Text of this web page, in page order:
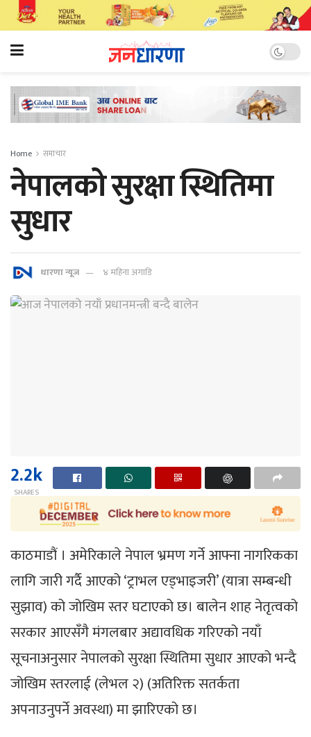
Home समाचार
नेपालको सुरक्षा स्थितिमा
सुधार
धारणा न्यूज ४ महिना अगाडि
2.2k
SHARES
काठमाडौं । अमेरिकाले नेपाल भ्रमण गर्ने आफ्ना नागरिकका
लागि जारी गर्दै आएको ‘ट्राभल एड्भाइजरी’ (यात्रा सम्बन्धी
सुझाव) को जोखिम स्तर घटाएको छ। बालेन शाह नेतृत्वको
सरकार आएसँगै मंगलबार अद्यावधिक गरिएको नयाँ
सूचनाअनुसार नेपालको सुरक्षा स्थितिमा सुधार आएको भन्दै
जोखिम स्तरलाई (लेभल २) (अतिरिक्त सतर्कता
अपनाउनुपर्ने अवस्था) मा झारिएको छ।